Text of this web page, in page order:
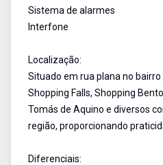
Sistema de alarmes
Interfone
Localização:
Situado em rua plana no
Shopping Falls, Shopping
Tomás de Aquino e diversos
região, proporcionando
Diferenciais: